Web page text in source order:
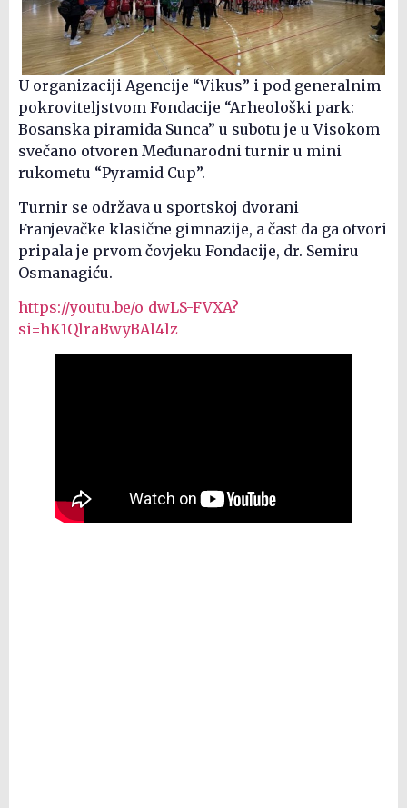
U organizaciji Agencije “Vikus” i pod generalnim
pokroviteljstvom Fondacije “Arheološki park:
Bosanska piramida Sunca” u subotu je u Visokom
svečano otvoren Međunarodni turnir u mini
rukometu “Pyramid Cup”.
Turnir se održava u sportskoj dvorani
Franjevačke klasične gimnazije, a čast da ga otvori
pripala je prvom čovjeku Fondacije, dr. Semiru
Osmanagiću.
https://youtu.be/o_dwLS-FVXA?
si=hK1QlraBwyBAl4lz